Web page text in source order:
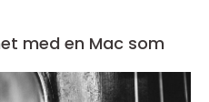
med en Mac som